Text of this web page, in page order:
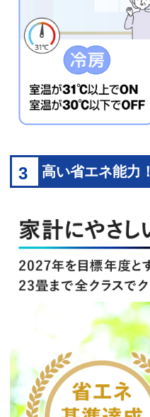
3 高い省エネ能力！